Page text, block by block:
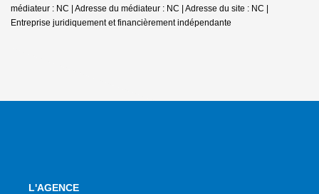
médiateur : NC | Adresse du médiateur : NC | Adresse du site : NC |
Entreprise juridiquement et financièrement indépendante
L'AGENCE